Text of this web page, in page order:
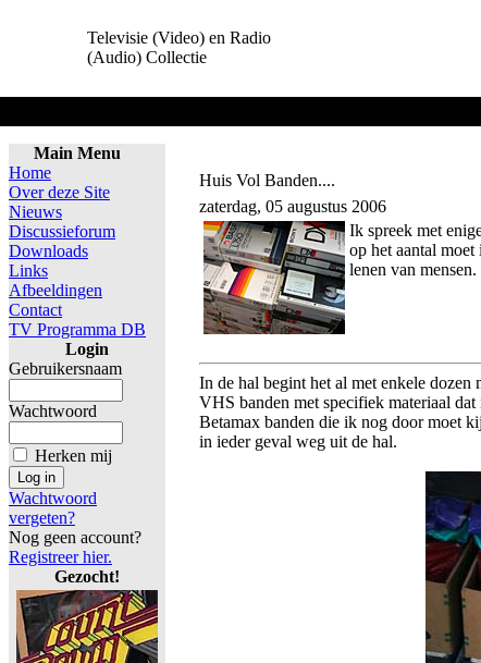
Televisie (Video) en Radio
(Audio) Collectie
Main Menu
Home
Over deze Site
Nieuws
Discussieforum
Downloads
Links
Afbeeldingen
Contact
TV Programma DB
Login
Gebruikersnaam
Wachtwoord
Herken mij
Wachtwoord
vergeten?
Nog geen account?
Registreer hier.
Gezocht!
Huis Vol Banden....
zaterdag, 05 augustus 2006
Ik spreek met
op het aantal
lenen van
In de hal begint het al met enkele
VHS banden met specifiek materiaal
Betamax banden die ik nog door moet
in ieder geval weg uit de hal.